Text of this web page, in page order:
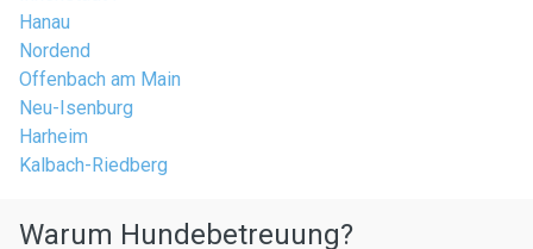
Hanau
Nordend
Offenbach am Main
Neu-Isenburg
Harheim
Kalbach-Riedberg
Warum Hundebetreuung?